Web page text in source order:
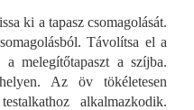
ki a tapasz csomagolását.
Távolítsa el a
melegítőtapaszt a szíjba.
Az öv tökéletesen
alkalmazkodik.